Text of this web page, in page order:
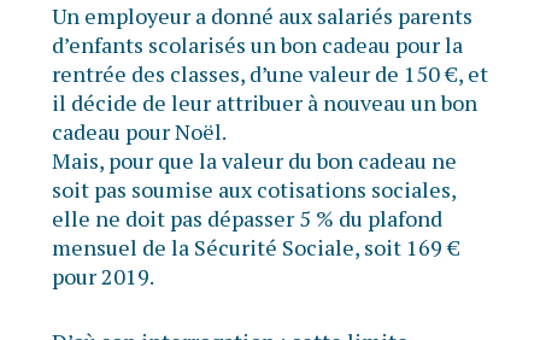
Un employeur a donné aux salariés parents
d’enfants scolarisés un bon cadeau pour la
rentrée des classes, d’une valeur de 150 €, et
il décide de leur attribuer à nouveau un bon
cadeau pour Noël.
Mais, pour que la valeur du bon cadeau ne
soit pas soumise aux cotisations sociales,
elle ne doit pas dépasser 5 % du plafond
mensuel de la Sécurité Sociale, soit 169 €
pour 2019.